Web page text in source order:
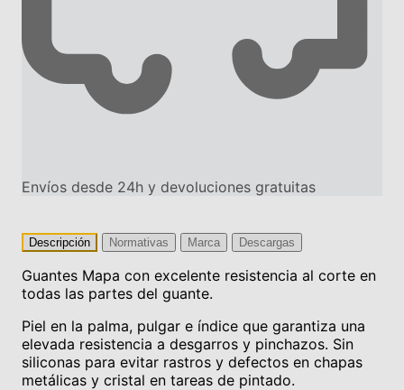
Envíos desde 24h y devoluciones gratuitas
Descripción Normativas Marca Descargas
Guantes Mapa con excelente resistencia al corte en
todas las partes del guante.
Piel en la palma, pulgar e índice que garantiza una
elevada resistencia a desgarros y pinchazos. Sin
siliconas para evitar rastros y defectos en chapas
metálicas y cristal en tareas de pintado.